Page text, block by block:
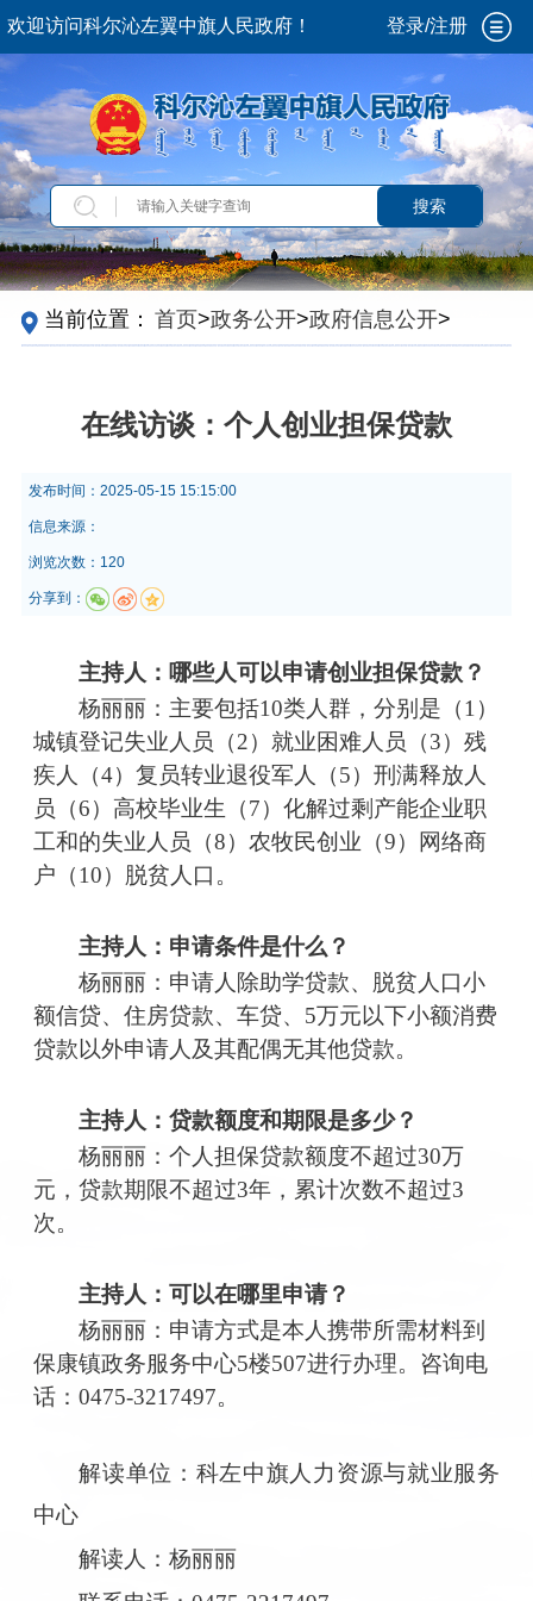
欢迎访问科尔沁左翼中旗人民政府！ 登录/注册
搜索
当前位置： 首页>政务公开>政府信息公开>
定主动公开内容>政策解读>···
在线访谈：个人创业担保贷款
发布时间： 2025-05-15 15:15:00
信息来源：
浏览次数：120
分享到：
主持人：哪些人可以申请创业担保贷款？
杨丽丽：主要包括10类人群，分别是（1 ）
城镇登记失业人员（2）就业困难人员（3）残
疾人（4）复员转业退役军人（5）刑满释放人
员（6）高校毕业生（7）化解过剩产能企业职
工和的失业人员（8）农牧民创业（9）网络商
户（10）脱贫人口。
主持人： 申请条件是什么？
杨丽丽： 申请人除助学贷款、脱贫人口小
额信贷、住房贷款、车贷、 5万元以下小额消费
贷款以外申请人及其配偶无其他贷款。
主持人：贷款额度和期限是多少？
杨丽丽：个人担保贷款额度不超过30万
元，贷款期限不超过3年，累计次数不超过3
次。
主持人：可以在哪里申请？
杨丽丽： 申请方式是本人携带所需材料到
保康镇政务服务中心5楼507进行办理。咨询电
话： 0475-3217497。
解读单位：科左中旗人力资源与就业服务
中心
解读人：杨丽丽